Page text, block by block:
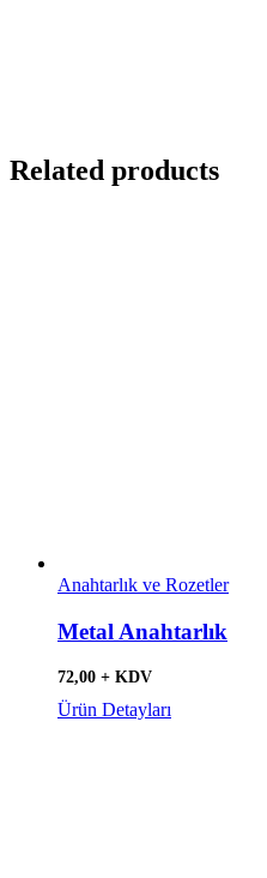
Related products
Anahtarlık ve Rozetler
Metal Anahtarlık
72,00 + KDV
Ürün Detayları